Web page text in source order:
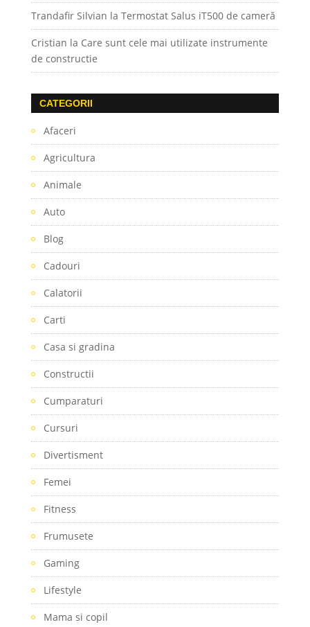
Trandafir Silvian la Termostat Salus iT500 de cameră
Cristian la Care sunt cele mai utilizate instrumente
de constructie
CATEGORII
Afaceri
Agricultura
Animale
Auto
Blog
Cadouri
Calatorii
Carti
Casa si gradina
Constructii
Cumparaturi
Cursuri
Divertisment
Femei
Fitness
Frumusete
Gaming
Lifestyle
Mama si copil